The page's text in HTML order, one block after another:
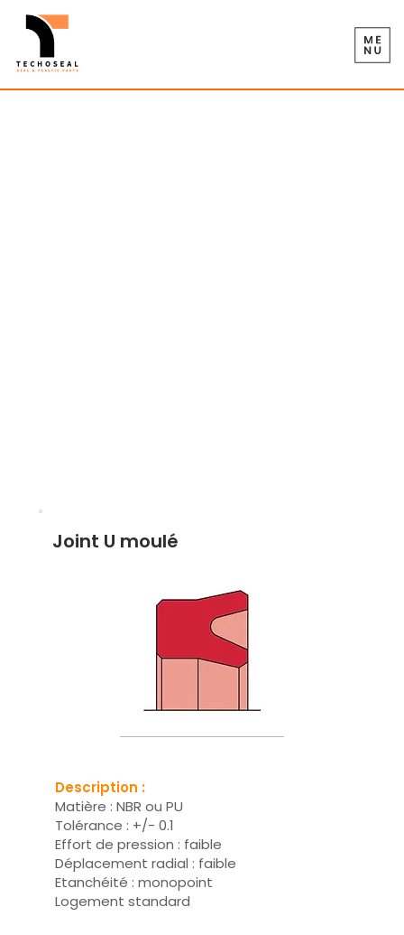
Description :
Matière : NBR ou PU
Tolérance : +/- 0.1
Effort de pression : faible
Déplacement radial : faible
Etanchéité : monopoint
Logement standard
Joint U moulé